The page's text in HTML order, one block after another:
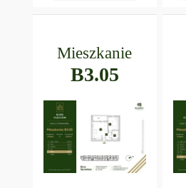
Mieszkanie
B3.05